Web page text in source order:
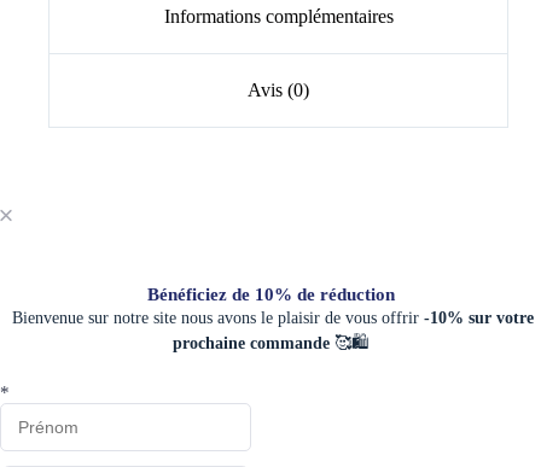
Informations complémentaires
Avis (0)
Bénéficiez de 10% de réduction
Bienvenue sur notre site nous avons le plaisir de vous offrir -10% sur votre
prochaine commande 🥰🛍️
*